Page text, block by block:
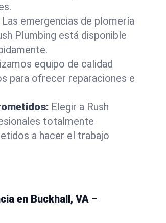
Las emergencias de plomería
Plumbing está disponible
equipo de calidad
para ofrecer reparaciones e
Elegir a Rush
totalmente
a hacer el trabajo
en Buckhall, VA –